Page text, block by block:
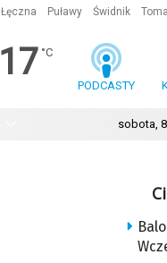
Łęczna Puławy Świdnik
17 °C
PODCASTY
sobota,